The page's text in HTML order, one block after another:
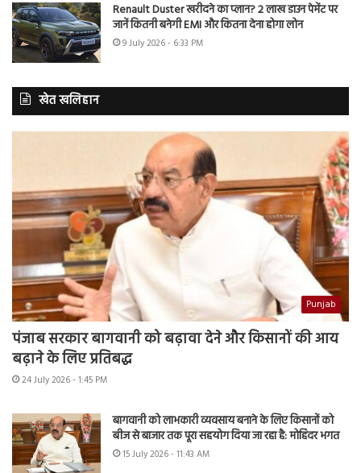
Renault Duster खरीदने का प्लान? 2 लाख डाउन पेमेंट पर
जानें कितनी बनेगी EMI और कितना देना होगा लोन
9 July 2026 - 6:33 PM
खेत खलिहान
Punjab
पंजाब सरकार बागवानी को बढ़ावा देने और किसानों की आय
बढ़ाने के लिए प्रतिबद्ध
24 July 2026 - 1:45 PM
बागवानी को लाभकारी व्यवसाय बनाने के लिए किसानों को
बीज से बाजार तक पूरा सहयोग दिया जा रहा है: मोहिंदर भगत
15 July 2026 - 11:43 AM